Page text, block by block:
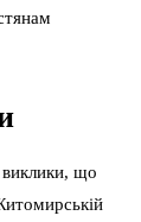
виклики, що